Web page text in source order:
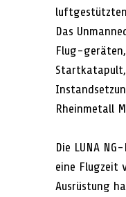
Das
Flug-geräten,
Rheinmetall
Die LUNA
eine Flugzeit
Ausrüstung